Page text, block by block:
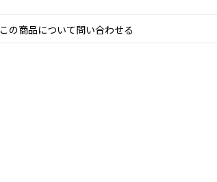
この商品について問い合わせる